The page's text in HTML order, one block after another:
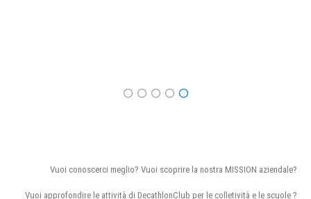
Vuoi conoscerci meglio? Vuoi scoprire la nostra MISSION aziendale?
Vuoi approfondire le attività di DecathlonClub per le colletività e le scuole ?